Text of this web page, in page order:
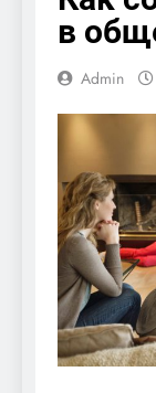
в
Admin